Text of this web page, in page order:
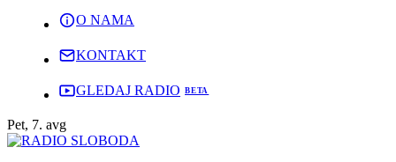
O NAMA
KONTAKT
GLEDAJ RADIO
Pet, 7. avg